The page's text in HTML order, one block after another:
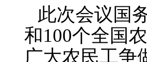
此次会议国
和100个全国
广大农民工争